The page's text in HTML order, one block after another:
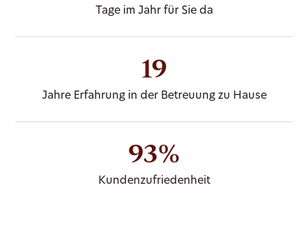
Tage im Jahr für Sie da
19
Jahre Erfahrung in der Betreuung zu Hause
93%
Kundenzufriedenheit